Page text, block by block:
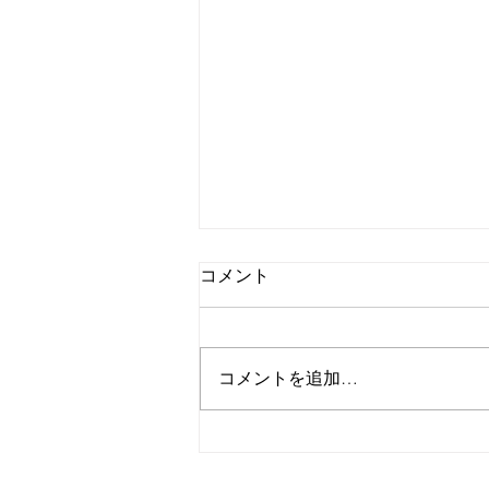
スポーツ戦略論① プレイヤ
くなった。制作しながら思うが、
どれだけ自分の興味がある分野だ
コメント
コメントを追加…